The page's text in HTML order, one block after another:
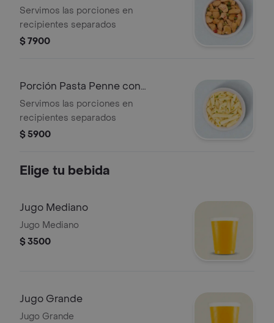
Servimos las porciones en
recipientes separados
$ 7900
Porción Pasta Penne con
mayonesa (fría)
Servimos las porciones en
recipientes separados
$ 5900
Elige tu bebida
Jugo Mediano
Jugo Mediano
$ 3500
Jugo Grande
Jugo Grande